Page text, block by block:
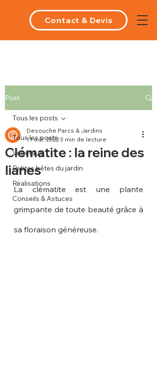
Contact & Devis
Post
Tous les posts
Végétaux
Petites bêtes du jardin
Réalisations
Conseils & Astuces
Tous les posts
Clématite : la reine des
lianes
Desouche Parcs & Jardins
11 oct. 20223 min de lecture
La clématite est une plante
grimpante de toute beauté grâce à
sa floraison généreuse.